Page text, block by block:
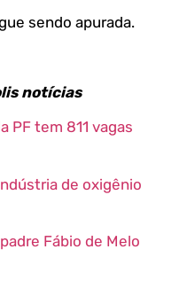
sendo apurada.
notícias
PF tem 811 vagas
de oxigênio
Fábio de Melo